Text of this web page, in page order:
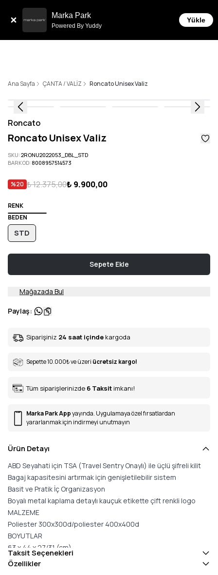
Marka Park
Powered By Yuddy
Yükle
İmkanı!
Ana Sayfa ÇANTA / VALİZ Roncato Unisex Valiz
Roncato
Roncato Unisex Valiz
SKU:2RONU2022053_DBL_STD
BARKOD: 8008957514573
%20 ₺ 12.375,00₺ 9.900,00
RENK
BEDEN
STD
Sepete Ekle
Mağazada Bul
Paylaş:
Siparişiniz 24 saat içinde kargoda
Sepette 10.000₺ve üzeri ücretsiz kargo!
Tüm siparişlerinizde 6 Taksit imkanı!
Marka Park Appyayında. Uygulamaya özel fırsatlardan
yararlanmak için indirmeyi unutmayın
Ürün Detayı
ABD Seyahati için TSA (Travel Sentry Onaylı) ile üçlü şifreli kilit
Bagaj kapasitesini artırmak için genişletilebilir sistem
Basit ve Pratik İç Organizasyon
Boyalı metal kaplama detaylı kauçuk etikette çift renkli logo
MALZEME
Poliester 300x300d/poliester 400x400d
BOYUTLAR
63 x 44 x 27/31 (cm)
3 yıl garantili
Taksit Seçenekleri
Özellikler